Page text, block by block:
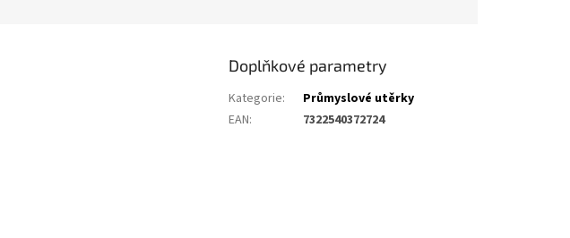
Doplňkové parametry
Kategorie:
Průmyslové utěrky
EAN: 7322540372724